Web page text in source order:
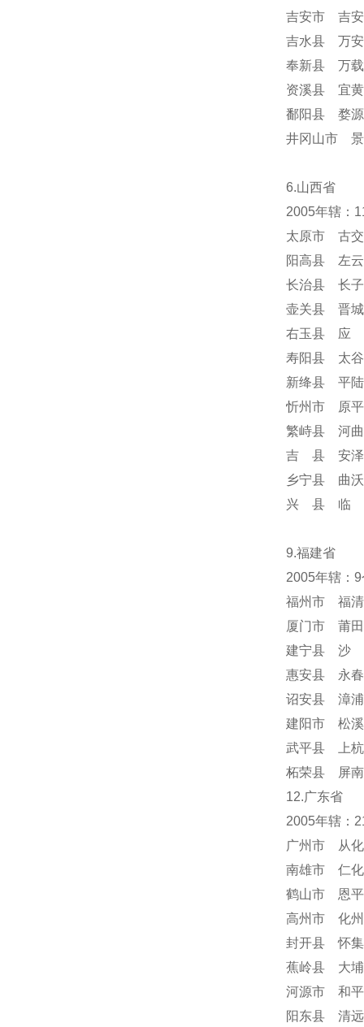
吉安市 吉
吉水县 万
奉新县 万
资溪县 宜
鄱阳县 婺
井冈山市 景
6.山西省
2005年辖：
太原市 古
阳高县 左
长治县 长
壶关县 晋
右玉县 应
寿阳县 太
新绛县 平
忻州市 原
繁峙县 河
吉 县 安
乡宁县 曲
兴 县 临
9.福建省
2005年辖：
福州市 福
厦门市 莆
建宁县 沙
惠安县 永
诏安县 漳
建阳市 松
武平县 上
柘荣县 屏
12.广东省
2005年辖：
广州市 从
南雄市 仁
鹤山市 恩
高州市 化
封开县 怀
蕉岭县 大
河源市 和
阳东县 清